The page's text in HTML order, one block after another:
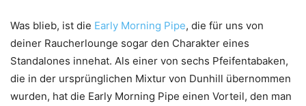
Was blieb, ist die Early Morning Pipe, die für uns von
deiner Raucherlounge sogar den Charakter eines
Standalones innehat. Als einer von sechs Pfeifentabaken,
die in der ursprünglichen Mixtur von Dunhill übernommen
wurden, hat die Early Morning Pipe einen Vorteil, den man